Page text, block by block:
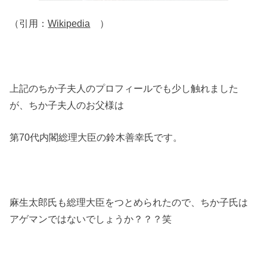
（引用：Wikipedia ）
上記のちか子夫人のプロフィールでも少し触れました
が、ちか子夫人のお父様は
第70代内閣総理大臣の鈴木善幸氏です。
麻生太郎氏も総理大臣をつとめられたので、ちか子氏は
アゲマンではないでしょうか？？？笑